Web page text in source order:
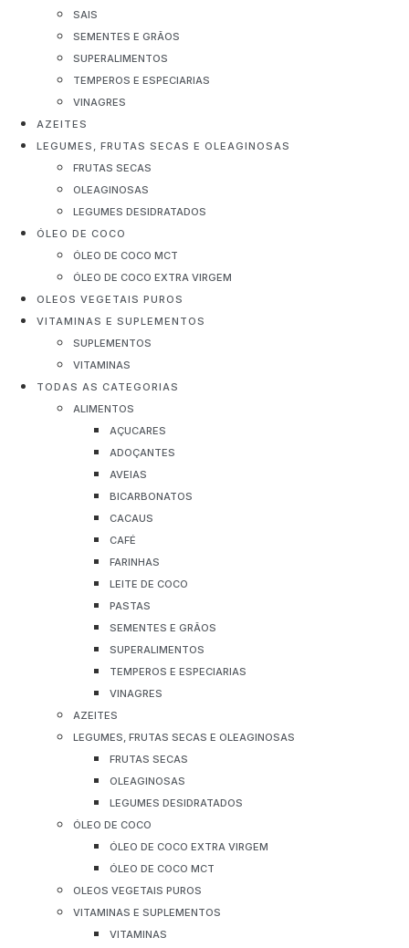
SAIS
SEMENTES E GRÃOS
SUPERALIMENTOS
TEMPEROS E ESPECIARIAS
VINAGRES
AZEITES
LEGUMES, FRUTAS SECAS E OLEAGINOSAS
FRUTAS SECAS
OLEAGINOSAS
LEGUMES DESIDRATADOS
ÓLEO DE COCO
ÓLEO DE COCO MCT
ÓLEO DE COCO EXTRA VIRGEM
OLEOS VEGETAIS PUROS
VITAMINAS E SUPLEMENTOS
SUPLEMENTOS
VITAMINAS
TODAS AS CATEGORIAS
ALIMENTOS
AÇUCARES
ADOÇANTES
AVEIAS
BICARBONATOS
CACAUS
CAFÉ
FARINHAS
LEITE DE COCO
PASTAS
SEMENTES E GRÃOS
SUPERALIMENTOS
TEMPEROS E ESPECIARIAS
VINAGRES
AZEITES
LEGUMES, FRUTAS SECAS E OLEAGINOSAS
FRUTAS SECAS
OLEAGINOSAS
LEGUMES DESIDRATADOS
ÓLEO DE COCO
ÓLEO DE COCO EXTRA VIRGEM
ÓLEO DE COCO MCT
OLEOS VEGETAIS PUROS
VITAMINAS E SUPLEMENTOS
VITAMINAS